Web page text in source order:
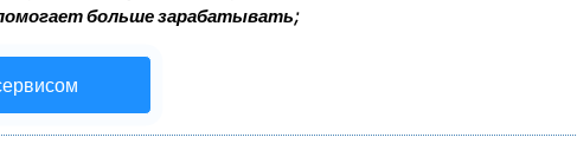
больше зарабатывать;